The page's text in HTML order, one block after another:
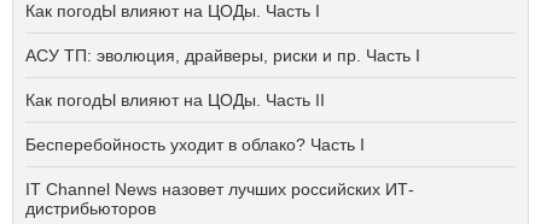
Как погодЫ влияют на ЦОДы. Часть I
АСУ ТП: эволюция, драйверы, риски и пр. Часть I
Как погодЫ влияют на ЦОДы. Часть II
Бесперебойность уходит в облако? Часть I
IT Channel News назовет лучших российских ИТ-
дистрибьюторов